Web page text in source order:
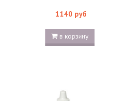
1140 руб
в корзину